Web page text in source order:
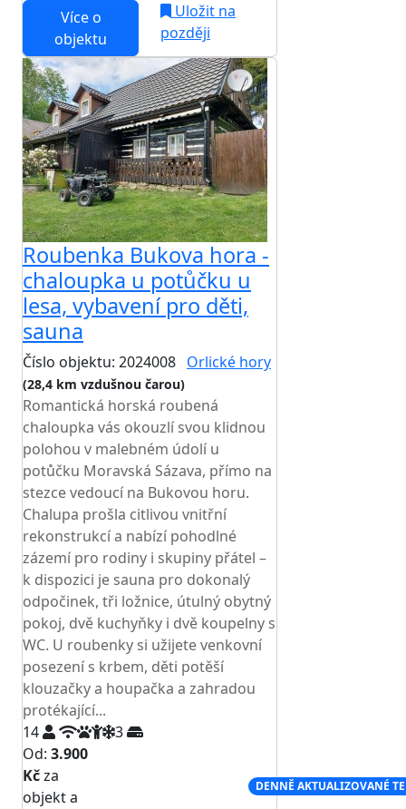
Více o
objektu
Uložit na
později
Roubenka Bukova hora -
chaloupka u potůčku u
lesa, vybavení pro děti,
sauna
Číslo objektu: 2024008 Orlické hory
(28,4 km vzdušnou čarou)
Romantická horská roubená
chaloupka vás okouzlí svou klidnou
polohou v malebném údolí u
potůčku Moravská Sázava, přímo na
stezce vedoucí na Bukovou horu.
Chalupa prošla citlivou vnitřní
rekonstrukcí a nabízí pohodlné
zázemí pro rodiny i skupiny přátel –
k dispozici je sauna pro dokonalý
odpočinek, tři ložnice, útulný obytný
pokoj, dvě kuchyňky i dvě koupelny s
WC. U roubenky si užijete venkovní
posezení s krbem, děti potěší
klouzačky a houpačka a zahradou
protékající...
14
3
Od: 3.900
Kčza
objekt a
DENNĚ AKTUALIZOVANÉ